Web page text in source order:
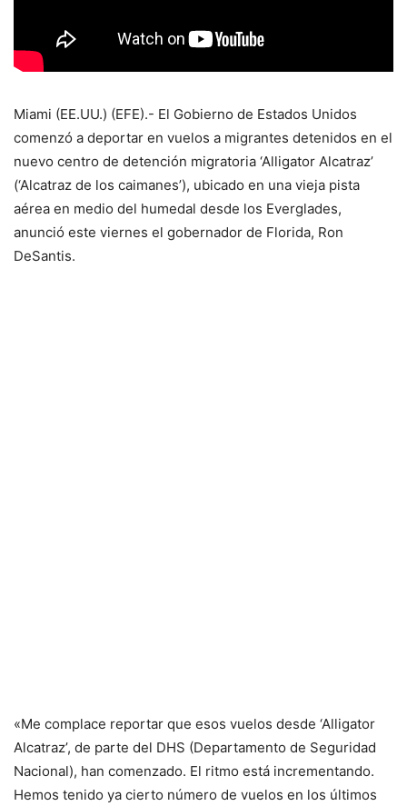
Miami (EE.UU.) (EFE).- El Gobierno de Estados Unidos
comenzó a deportar en vuelos a migrantes detenidos en el
nuevo centro de detención migratoria ‘Alligator Alcatraz’
(‘Alcatraz de los caimanes’), ubicado en una vieja pista
aérea en medio del humedal desde los Everglades,
anunció este viernes el gobernador de Florida, Ron
DeSantis.
«Me complace reportar que esos vuelos desde ‘Alligator
Alcatraz’, de parte del DHS (Departamento de Seguridad
Nacional), han comenzado. El ritmo está incrementando.
Hemos tenido ya cierto número de vuelos en los últimos